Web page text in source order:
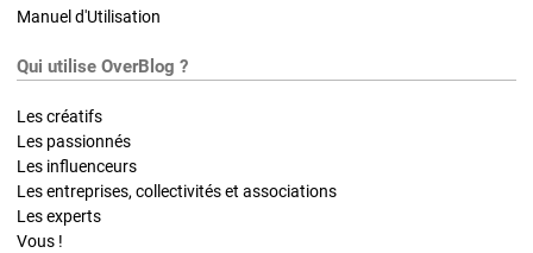
Manuel d'Utilisation
Qui utilise OverBlog ?
Les créatifs
Les passionnés
Les influenceurs
Les entreprises, collectivités et associations
Les experts
Vous !